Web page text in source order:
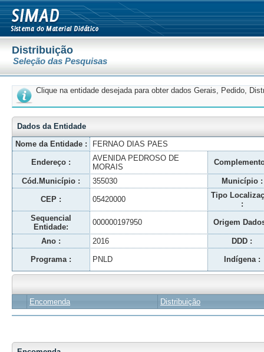
Distribuição
Seleção das Pesquisas
Clique na entidade desejada para obter dados Gerais, Pedido,
Dados da Entidade
Nome da Entidade :
FERNAO DIAS PAES
Endereço :
AVENIDA PEDROSO DE
MORAIS
Cód.Município : 355030 Município :
CEP : 05420000
Tipo
:
Sequencial
Entidade:
000000197950 Origem
Ano : 2016 DDD :
Programa : PNLD Indígena :
Encomenda Distribuição